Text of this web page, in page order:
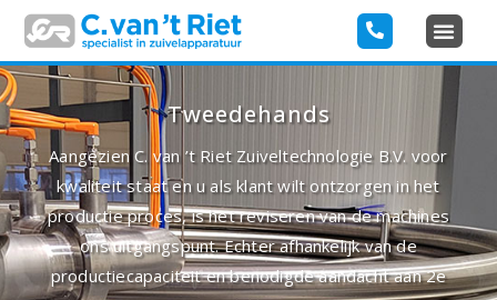
Tweedehands
Aangezien C. van ’t Riet Zuiveltechnologie B.V. voor
kwaliteit staat en u als klant wilt ontzorgen in het
productie proces, is het reviseren van de machines
ons uitgangspunt. Echter afhankelijk van de
productiecapaciteit en benodigde aandacht aan 2e